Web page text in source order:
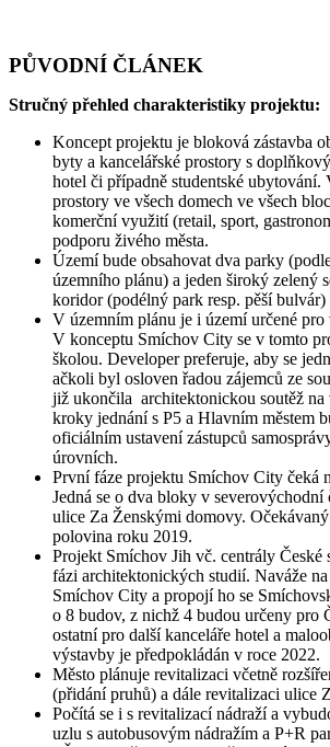
PŮVODNÍ ČLÁNEK
Stručný přehled charakteristiky projektu:
Koncept projektu je bloková zástavba
byty a kancelářské prostory s
hotel či případně studentské ubytování.
prostory ve všech domech ve všech
komerční využití (retail, sport,
podporu živého města.
Území bude obsahovat dva parky
územního plánu) a jeden široký zelený
koridor (podélný park resp. pěší bulvár)
V územním plánu je i území určené pro
V konceptu Smíchov City se v tomto
školou. Developer preferuje, aby se
ačkoli byl osloven řadou zájemců ze
již ukončila architektonickou soutěž
kroky jednání s P5 a Hlavním městem
oficiálním ustavení zástupců
úrovních.
První fáze projektu Smíchov City čeká
Jedná se o dva bloky v severovýchodní
ulice Za Ženskými domovy.
polovina roku 2019.
Projekt Smíchov Jih vč. centrály České
fázi architektonických studií. Naváže na
Smíchov City a propojí ho se
o 8 budov, z nichž 4 budou určeny pro
ostatní pro další kanceláře hotel a
výstavby je předpokládán v roce 2022.
Město plánuje revitalizaci včetně
(přidání pruhů) a dále revitalizaci ulice
Počítá se i s revitalizací nádraží a
uzlu s autobusovým nádražím a P+R